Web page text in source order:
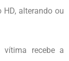
alterando ou
recebe a